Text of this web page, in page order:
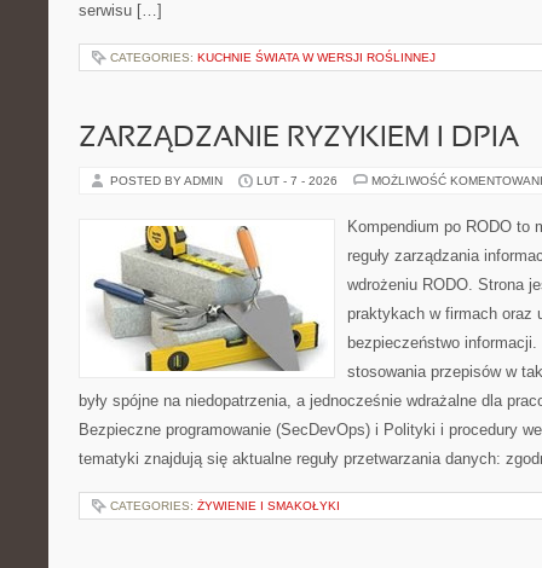
serwisu […]
CATEGORIES: KUCHNIE ŚWIATA W WERSJI ROŚLINNEJ
ZARZĄDZANIE RYZYKIEM I DPIA
POSTED BY ADMIN LUT - 7 - 2026 MOŻLIWOŚĆ
Kompendium po RODO to
reguły zarządzania
wdrożeniu RODO. Strona
praktykach w firmach oraz
bezpieczeństwo
stosowania przepisów w
były spójne na niedopatrzenia, a jednocześnie wdrażalne dla
Bezpieczne programowanie (SecDevOps) i Polityki i procedury
tematyki znajdują się aktualne reguły przetwarzania danych:
CATEGORIES: ŻYWIENIE I SMAKOŁYKI